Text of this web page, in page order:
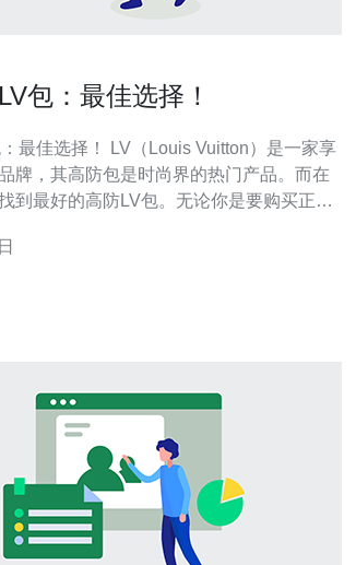
包：最佳选择！
Louis Vuitton）是一家享
牌，其高防包是时尚界的热门产品。而在
到最好的高防LV包。无论你是要购买正品